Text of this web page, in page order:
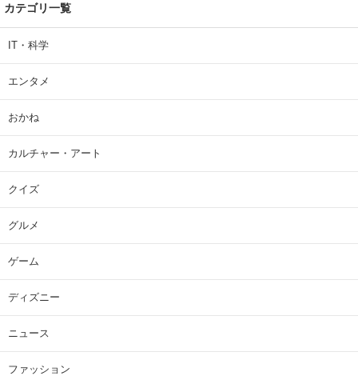
カテゴリ一覧
IT・科学
エンタメ
おかね
カルチャー・アート
クイズ
グルメ
ゲーム
ディズニー
ニュース
ファッション